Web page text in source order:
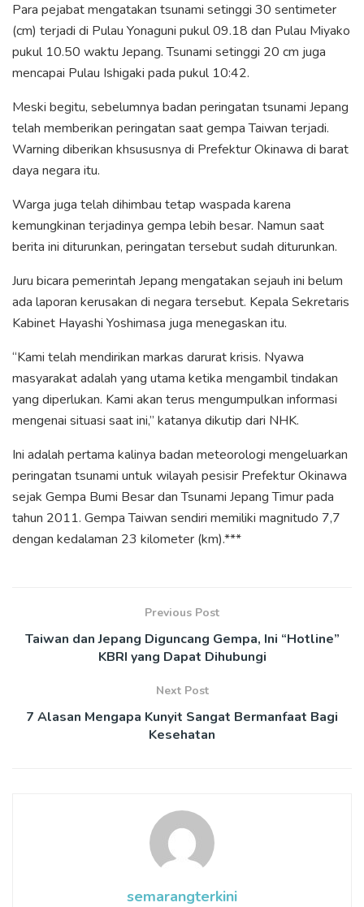
Para pejabat mengatakan tsunami setinggi 30 sentimeter
(cm) terjadi di Pulau Yonaguni pukul 09.18 dan Pulau Miyako
pukul 10.50 waktu Jepang. Tsunami setinggi 20 cm juga
mencapai Pulau Ishigaki pada pukul 10:42.
Meski begitu, sebelumnya badan peringatan tsunami Jepang
telah memberikan peringatan saat gempa Taiwan terjadi.
Warning diberikan khsususnya di Prefektur Okinawa di barat
daya negara itu.
Warga juga telah dihimbau tetap waspada karena
kemungkinan terjadinya gempa lebih besar. Namun saat
berita ini diturunkan, peringatan tersebut sudah diturunkan.
Juru bicara pemerintah Jepang mengatakan sejauh ini belum
ada laporan kerusakan di negara tersebut. Kepala Sekretaris
Kabinet Hayashi Yoshimasa juga menegaskan itu.
“Kami telah mendirikan markas darurat krisis. Nyawa
masyarakat adalah yang utama ketika mengambil tindakan
yang diperlukan. Kami akan terus mengumpulkan informasi
mengenai situasi saat ini,” katanya dikutip dari NHK.
Ini adalah pertama kalinya badan meteorologi mengeluarkan
peringatan tsunami untuk wilayah pesisir Prefektur Okinawa
sejak Gempa Bumi Besar dan Tsunami Jepang Timur pada
tahun 2011. Gempa Taiwan sendiri memiliki magnitudo 7,7
dengan kedalaman 23 kilometer (km).***
Previous Post
Taiwan dan Jepang Diguncang Gempa, Ini “Hotline”
KBRI yang Dapat Dihubungi
Next Post
7 Alasan Mengapa Kunyit Sangat Bermanfaat Bagi
Kesehatan
semarangterkini